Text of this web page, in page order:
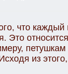
что
Это
из